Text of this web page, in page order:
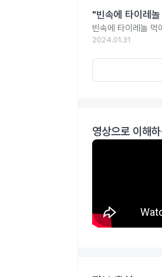
"빈속에 타이레
빈속에 타이레놀 먹
2024.01.31
영상으로 이해